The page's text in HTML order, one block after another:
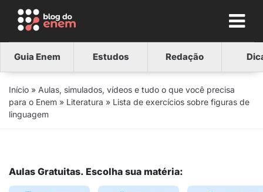
Guia Enem Estudos Redação
Início » Aulas, simulados, vídeos e tudo o que você precisa
para o Enem » Literatura » Lista de exercícios sobre figuras de
linguagem
Aulas Gratuitas. Escolha sua matéria: